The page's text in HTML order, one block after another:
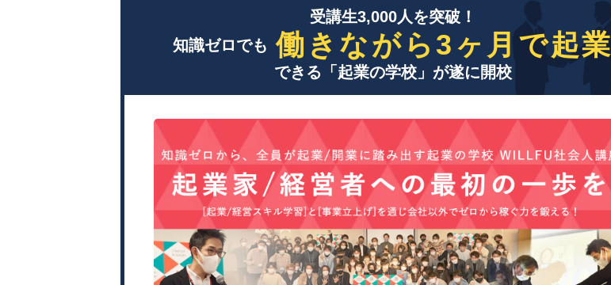
受講生3,000人を突破！
知識ゼロでも 働きながら3ヶ月で起業
できる「起業の学校」が遂に開校